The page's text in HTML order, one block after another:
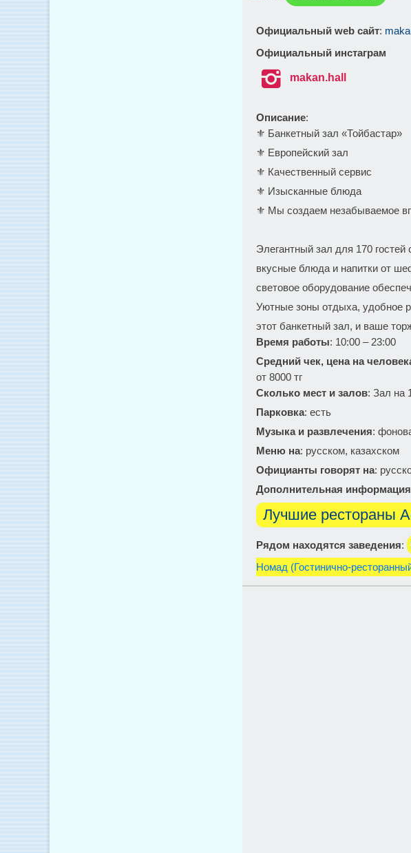
Официальный web сайт:
Официальный инстаграм
 makan.hall
Описание:
⚜️ Банкетный зал «Тойбастар»
⚜️ Европейский зал
⚜️ Качественный сервис
⚜️ Изысканные блюда
⚜️ Мы создаем незабываемое
Элегантный зал для 170
вкусные блюда и напитки от
световое оборудование
Уютные зоны отдыха, удобное
этот банкетный зал, и ваше
Время работы: 10:00 – 23:00
Средний чек, цена на
от 8000 тг
Сколько мест и залов: Зал на
Парковка: есть
Музыка и развлечения:
Меню на: русском, казахском
Официанты говорят на:
Дополнительная информация
Лучшие рестораны
Рядом находятся заведения:
Номад (Гостинично-